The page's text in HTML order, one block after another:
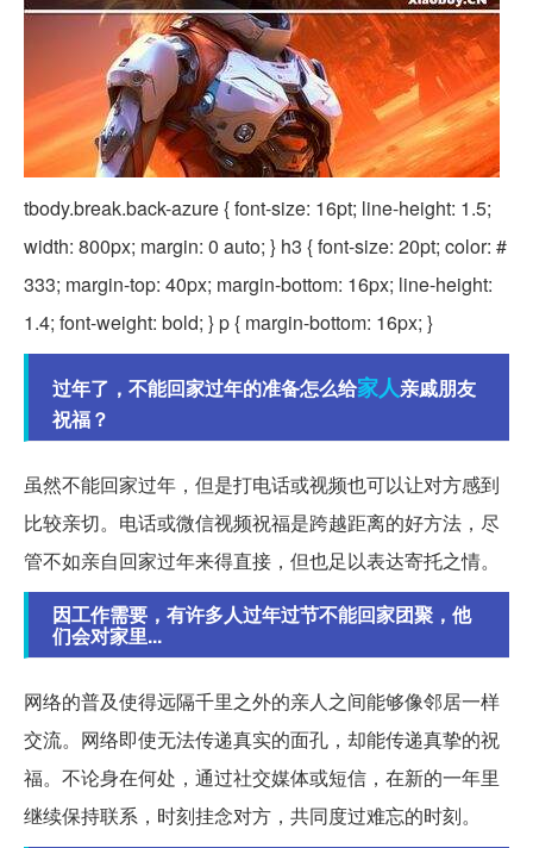
tbody.break.back-azure { font-size: 16pt; line-height: 1.5;
width: 800px; margin: 0 auto; } h3 { font-size: 20pt; color: #
333; margin-top: 40px; margin-bottom: 16px; line-height:
1.4; font-weight: bold; } p { margin-bottom: 16px; }
过年了，不能回家过年的准备怎么给家人亲戚朋友
祝福？
虽然不能回家过年，但是打电话或视频也可以让对方感到
比较亲切。电话或微信视频祝福是跨越距离的好方法，尽
管不如亲自回家过年来得直接，但也足以表达寄托之情。
因工作需要，有许多人过年过节不能回家团聚，他
们会对家里...
网络的普及使得远隔千里之外的亲人之间能够像邻居一样
交流。网络即使无法传递真实的面孔，却能传递真挚的祝
福。不论身在何处，通过社交媒体或短信，在新的一年里
继续保持联系，时刻挂念对方，共同度过难忘的时刻。